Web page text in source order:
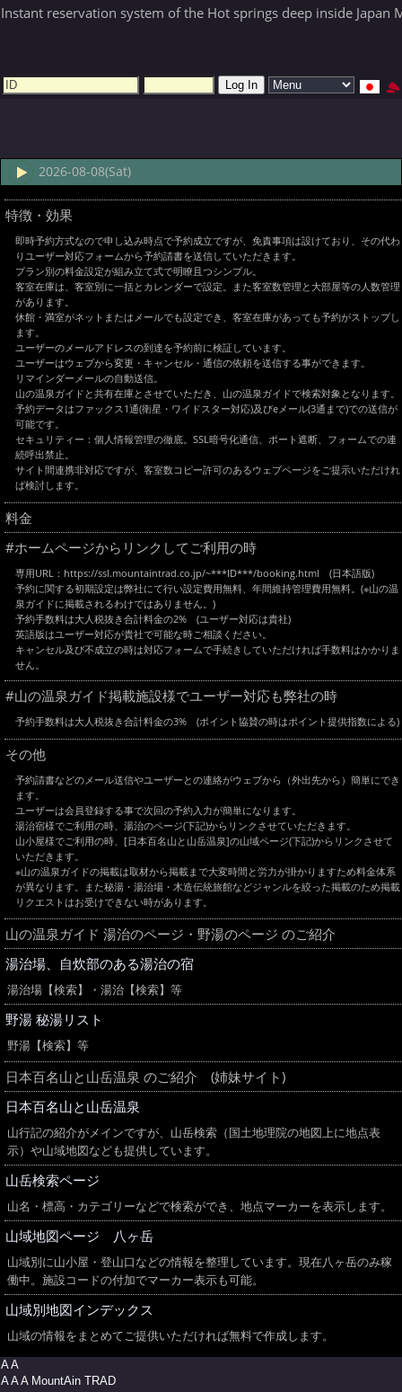
Instant reservation system of the Hot springs deep inside
2026-08-08(Sat)
特徴・効果
即時予約方式なので申し込み時点で予約成立ですが、免責事項は設けており、その代わ
りユーザー対応フォームから予約請書を送信していただきます。
プラン別の料金設定が組み立て式で明瞭且つシンプル。
客室在庫は、客室別に一括とカレンダーで設定。また客室数管理と大部屋等の人数管理
があります。
休館・満室がネットまたはメールでも設定でき、客室在庫があっても予約がストップし
ます。
ユーザーのメールアドレスの到達を予約前に検証しています。
ユーザーはウェブから変更・キャンセル・通信の依頼を送信する事ができます。
リマインダーメールの自動送信。
山の温泉ガイドと共有在庫とさせていただき、山の温泉ガイドで検索対象となります。
予約データはファックス1通(衛星・ワイドスター対応)及びeメール(3通まで)での送信が
可能です。
セキュリティー：個人情報管理の徹底。SSL暗号化通信、ポート遮断、フォームでの連
続呼出禁止。
サイト間連携非対応ですが、客室数コピー許可のあるウェブページをご提示いただけれ
ば検討します。
料金
#ホームページからリンクしてご利用の時
専用URL：https://ssl.mountaintrad.co.jp/~***ID***/booking.html (日本語版)
予約に関する初期設定は弊社にて行い設定費用無料、年間維持管理費用無料。(※山の温
泉ガイドに掲載されるわけではありません。)
予約手数料は大人税抜き合計料金の2% (ユーザー対応は貴社)
英語版はユーザー対応が貴社で可能な時ご相談ください。
キャンセル及び不成立の時は対応フォームで手続きしていただければ手数料はかかりま
せん。
#山の温泉ガイド掲載施設様でユーザー対応も弊社の時
予約手数料は大人税抜き合計料金の3% (ポイント協賛の時はポイント提供指数による)
その他
予約請書などのメール送信やユーザーとの連絡がウェブから（外出先から）簡単にでき
ます。
ユーザーは会員登録する事で次回の予約入力が簡単になります。
湯治宿様でご利用の時、湯治のページ(下記)からリンクさせていただきます。
山小屋様でご利用の時、[日本百名山と山岳温泉]の山域ページ(下記)からリンクさせて
いただきます。
※山の温泉ガイドの掲載は取材から掲載まで大変時間と労力が掛かりますため料金体系
が異なります。また秘湯・湯治場・木造伝統旅館などジャンルを絞った掲載のため掲載
リクエストはお受けできない時があります。
山の温泉ガイド 湯治のページ・野湯のページ のご紹介
湯治場、自炊部のある湯治の宿
湯治場【検索】・湯治【検索】等
野湯 秘湯リスト
野湯【検索】等
日本百名山と山岳温泉 のご紹介 (姉妹サイト)
日本百名山と山岳温泉
山行記の紹介がメインですが、山岳検索（国土地理院の地図上に地点表
示）や山域地図なども提供しています。
山岳検索ページ
山名・標高・カテゴリーなどで検索ができ、地点マーカーを表示します。
山域地図ページ 八ヶ岳
山域別に山小屋・登山口などの情報を整理しています。現在八ヶ岳のみ稼
働中。施設コードの付加でマーカー表示も可能。
山域別地図インデックス
山域の情報をまとめてご提供いただければ無料で作成します。
A A
A A A MountAin TRAD